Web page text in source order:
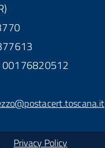
00176820512
Privacy Policy